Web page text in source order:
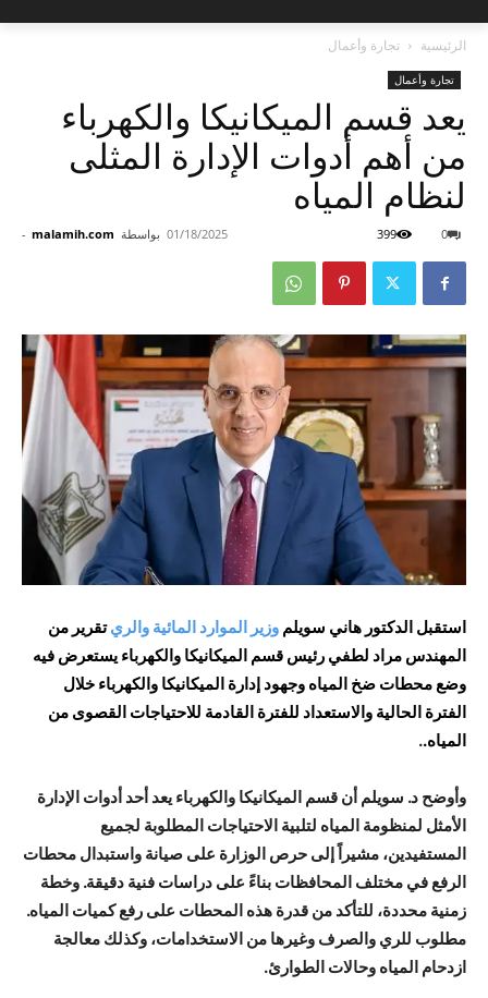
الرئيسية تجارة وأعمال
تجارة وأعمال
يعد قسم الميكانيكا والكهرباء
من أهم أدوات الإدارة المثلى
لنظام المياه
بواسطة malamih.com
- 01/18/2025 0
399
استقبل الدكتور هاني سويلم وزير الموارد المائية والريتقرير من
المهندس مراد لطفي رئيس قسم الميكانيكا والكهرباء يستعرض فيه
وضع محطات ضخ المياه وجهود إدارة الميكانيكا والكهرباء خلال
الفترة الحالية والاستعداد للفترة القادمة للاحتياجات القصوى من
المياه..
وأوضح د. سويلم أن قسم الميكانيكا والكهرباء يعد أحد أدوات الإدارة
الأمثل لمنظومة المياه لتلبية الاحتياجات المطلوبة لجميع
المستفيدين، مشيراً إلى حرص الوزارة على صيانة واستبدال محطات
الرفع في مختلف المحافظات بناءً على دراسات فنية دقيقة. وخطة
زمنية محددة، للتأكد من قدرة هذه المحطات على رفع كميات المياه.
مطلوب للري والصرف وغيرها من الاستخدامات، وكذلك معالجة
ازدحام المياه وحالات الطوارئ.